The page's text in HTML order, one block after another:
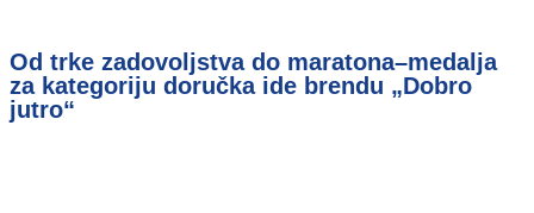
Od trke zadovoljstva do maratona–medalja
za kategoriju doručka ide brendu „Dobro
jutro“